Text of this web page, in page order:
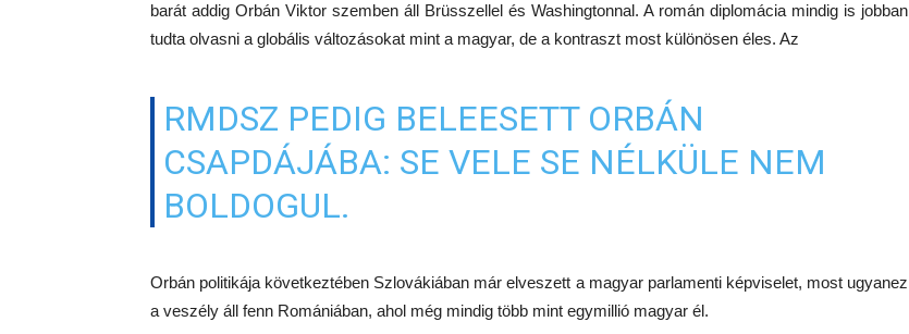
barát addig Orbán Viktor szemben áll Brüsszellel és Washingtonnal. A román diplomácia mindig is jobban
tudta olvasni a globális változásokat mint a magyar, de a kontraszt most különösen éles. Az
RMDSZ PEDIG BELEESETT ORBÁN
CSAPDÁJÁBA: SE VELE SE NÉLKÜLE NEM
BOLDOGUL.
Orbán politikája következtében Szlovákiában már elveszett a magyar parlamenti képviselet, most ugyanez
a veszély áll fenn Romániában, ahol még mindig több mint egymillió magyar él.